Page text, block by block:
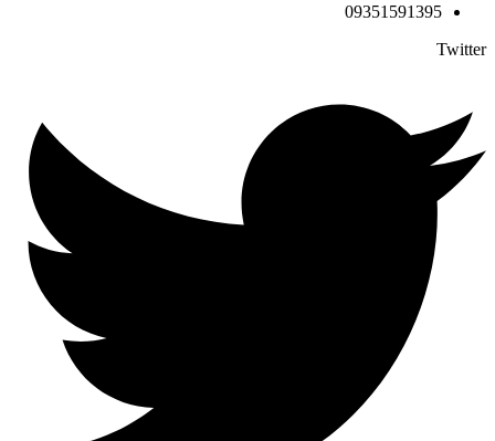
09351591395
Twitter